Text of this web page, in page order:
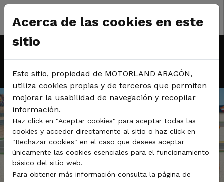
Pasar al contenido principal
JORNADA DE OFICIALES -
CIRCUITOS CERRADOS
Acerca de las cookies en este
sitio
Este sitio, propiedad de MOTORLAND ARAGÓN,
utiliza cookies propias y de terceros que permiten
mejorar la usabilidad de navegación y recopilar
información.
Haz click en "Aceptar cookies" para aceptar todas las
cookies y acceder directamente al sitio o haz click en
"Rechazar cookies" en el caso que desees aceptar
únicamente las cookies esenciales para el funcionamiento
básico del sitio web.
Para obtener más información consulta la página de